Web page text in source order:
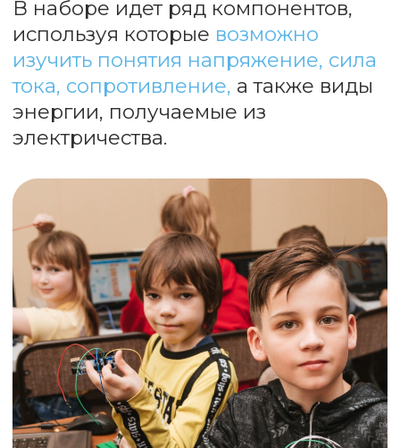
Контроллер
Nano
Лампа
накаливания
3 V 2 шт
Выключатели 4 шт
Enjoy Board со
встроенным
Высокотоковый Li-ion
аккумулятор AA 3,7 В
Светодиоды
(5 штук)